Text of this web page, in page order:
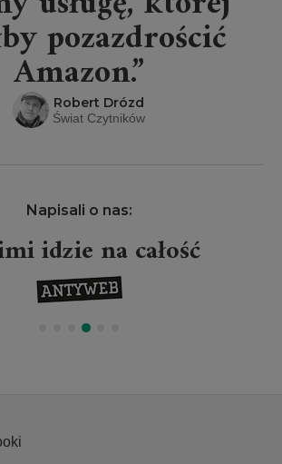
pozazdrościć
Amazon.”
Robert Drózd
Świat Czytników
Napisali o nas:
idzie na całość